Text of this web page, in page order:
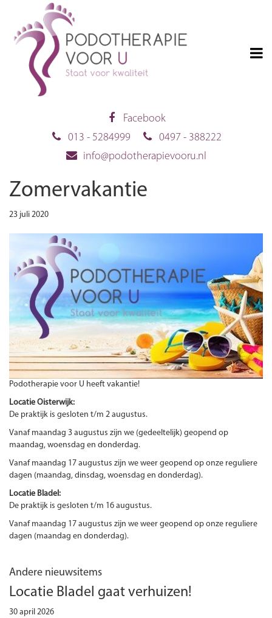
Facebook
013 - 5284999
0497 - 388222
info@podotherapievooru.nl
Zomervakantie
23 juli 2020
Podotherapie voor U heeft vakantie!
Locatie Oisterwijk:
De praktijk is gesloten t/m 2 augustus.
Vanaf maandag 3 augustus zijn we (gedeeltelijk) geopend op
maandag, woensdag en donderdag.
Vanaf maandag 17 augustus zijn we weer geopend op onze reguliere
dagen (maandag, dinsdag, woensdag en donderdag).
Locatie Bladel:
De praktijk is gesloten t/m 16 augustus.
Vanaf maandag 17 augustus zijn we weer geopend op onze reguliere
dagen (maandag en donderdag).
Andere nieuwsitems
Locatie Bladel gaat verhuizen!
30 april 2026